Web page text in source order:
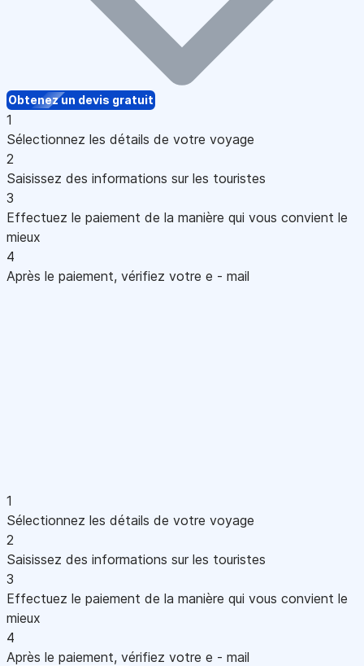
Obtenez un devis gratuit
1
Sélectionnez les détails de votre voyage
2
Saisissez des informations sur les touristes
3
Effectuez le paiement de la manière qui vous convient le
mieux
4
Après le paiement, vérifiez votre e - mail
1
Sélectionnez les détails de votre voyage
2
Saisissez des informations sur les touristes
3
Effectuez le paiement de la manière qui vous convient le
mieux
4
Après le paiement, vérifiez votre e - mail